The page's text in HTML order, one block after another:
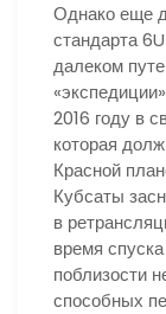
Однако еще
стандарта
далеком
2016 году в
которая
Красной
Кубсаты
в
время
поблизости
способных